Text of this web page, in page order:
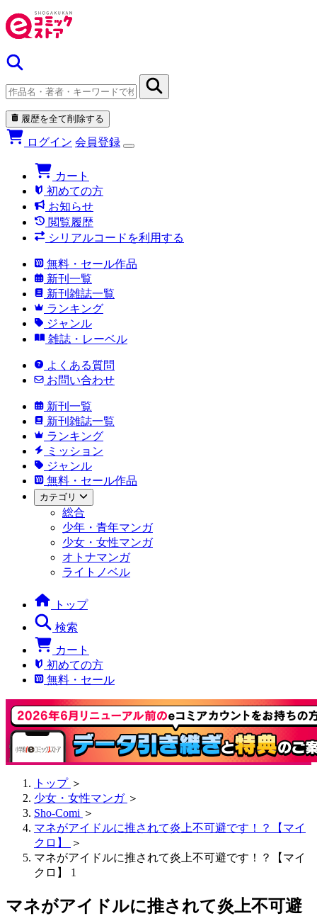
履歴を全て削除する
ログイン 会員登録
カート
初めての方
お知らせ
閲覧履歴
シリアルコードを利用する
無料・セール作品
新刊一覧
新刊雑誌一覧
ランキング
ジャンル
雑誌・レーベル
よくある質問
お問い合わせ
新刊一覧
新刊雑誌一覧
ランキング
ミッション
ジャンル
無料・セール作品
カテゴリ
総合
少年・青年マンガ
少女・女性マンガ
オトナマンガ
ライトノベル
トップ
検索
カート
初めての方
無料・セール
トップ ＞
少女・女性マンガ ＞
Sho-Comi ＞
マネがアイドルに推されて炎上不可避です！？【マイ
クロ】
＞
マネがアイドルに推されて炎上不可避です！？【マイ
クロ】 1
マネがアイドルに推されて炎上不可避